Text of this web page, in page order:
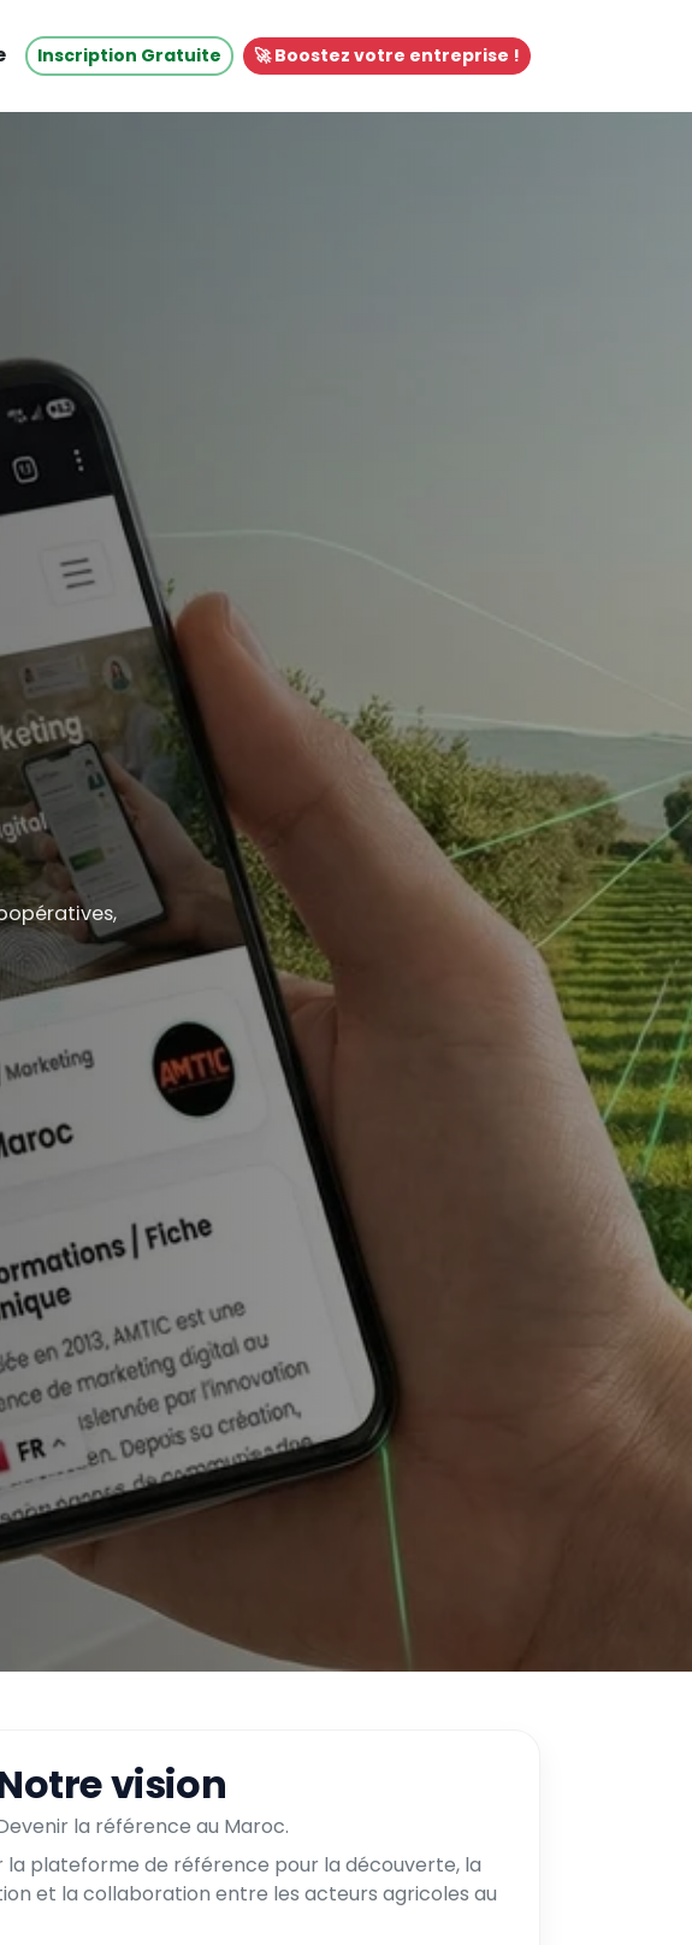
Inscription Gratuite 🚀 Boostez votre entreprise !
vision
la référence au Maroc.
la plateforme de référence pour la découverte, la
et la collaboration entre les acteurs agricoles au